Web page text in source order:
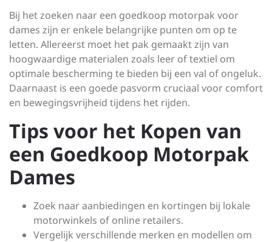
Bij het zoeken naar een goedkoop motorpak voor
dames zijn er enkele belangrijke punten om op te
letten. Allereerst moet het pak gemaakt zijn van
hoogwaardige materialen zoals leer of textiel om
optimale bescherming te bieden bij een val of ongeluk.
Daarnaast is een goede pasvorm cruciaal voor comfort
en bewegingsvrijheid tijdens het rijden.
Tips voor het Kopen van
een Goedkoop Motorpak
Dames
Zoek naar aanbiedingen en kortingen bij lokale
motorwinkels of online retailers.
Vergelijk verschillende merken en modellen om